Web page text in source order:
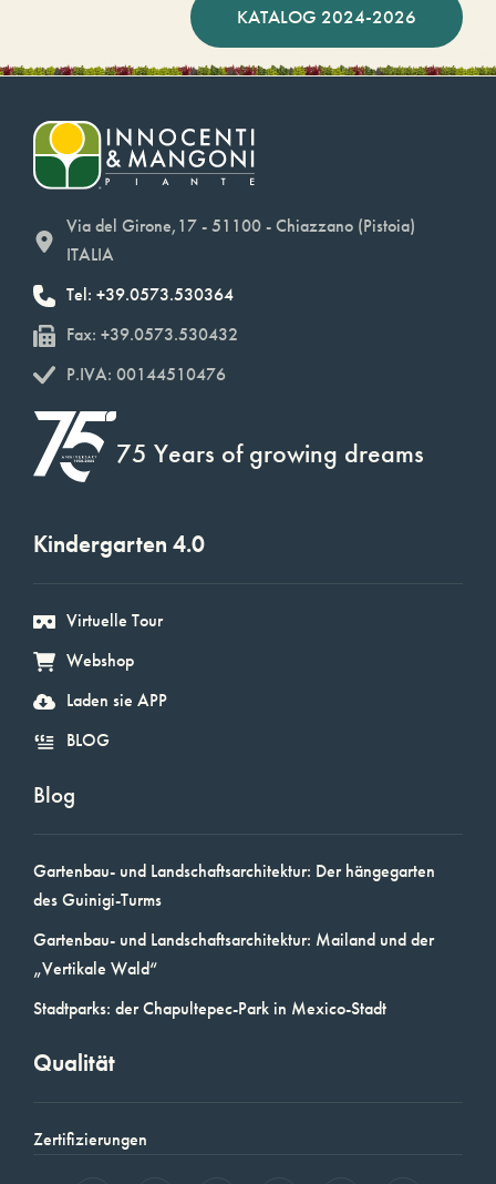
KATALOG 2024-2026
Via del Girone,17 - 51100 - Chiazzano (Pistoia)
ITALIA
Tel: +39.0573.530364
Fax: +39.0573.530432
P.IVA: 00144510476
75 Years of growing dreams
Kindergarten 4.0
Virtuelle Tour
Webshop
Laden sie APP
BLOG
Blog
Gartenbau- und Landschaftsarchitektur: Der hängegarten
des Guinigi-Turms
Gartenbau- und Landschaftsarchitektur: Mailand und der
„Vertikale Wald“
Stadtparks: der Chapultepec-Park in Mexico-Stadt
Qualität
Zertifizierungen